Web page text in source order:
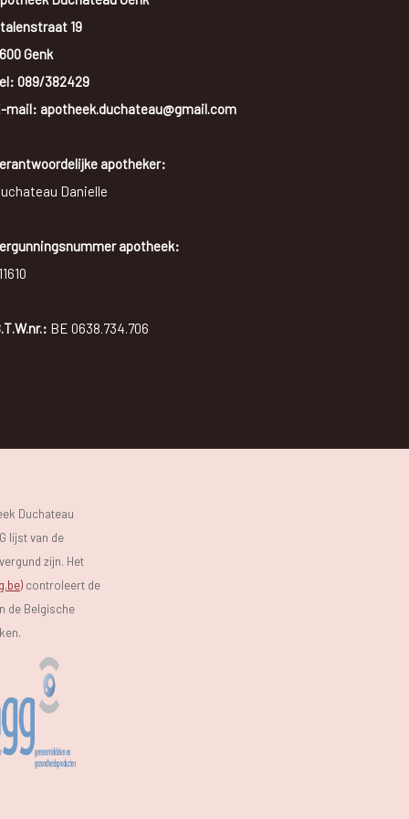
19
Genk
089/382429
mail: apotheek.duchateau@gmail.com
apotheker:
Danielle
apotheek:
BE 0638.734.706
Duchateau
lijst van de
zijn. Het
controleert de
de Belgische